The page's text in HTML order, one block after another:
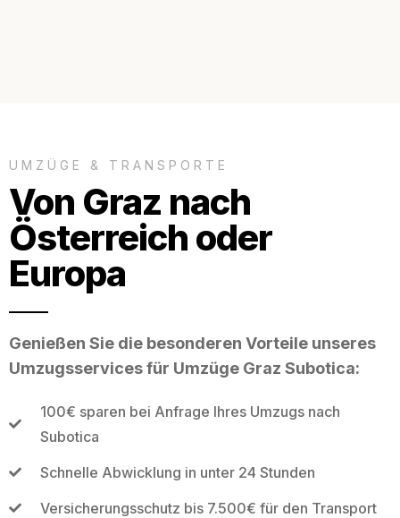
UMZÜGE & TRANSPORTE
Von Graz nach
Österreich oder
Europa
Genießen Sie die besonderen Vorteile unseres
Umzugsservices für Umzüge Graz Subotica:
100€ sparen bei Anfrage Ihres Umzugs nach
Subotica
Schnelle Abwicklung in unter 24 Stunden
Versicherungsschutz bis 7.500€ für den Transport